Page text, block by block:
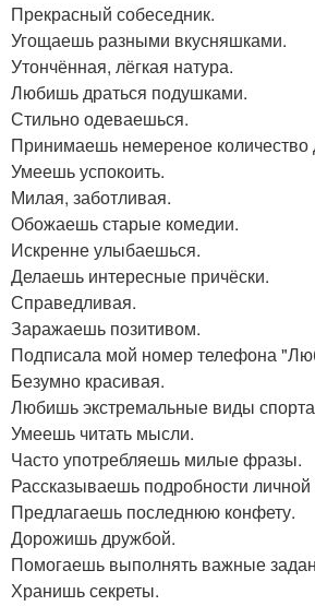
Прекрасный собеседник.
Угощаешь разными вкусняшками.
Утончённая, лёгкая натура.
Любишь драться подушками.
Стильно одеваешься.
Принимаешь немереное количество
Умеешь успокоить.
Милая, заботливая.
Обожаешь старые комедии.
Искренне улыбаешься.
Делаешь интересные причёски.
Справедливая.
Заражаешь позитивом.
Подписала мой номер телефона
Безумно красивая.
Любишь экстремальные виды
Умеешь читать мысли.
Часто употребляешь милые фразы.
Рассказываешь подробности
Предлагаешь последнюю конфету.
Дорожишь дружбой.
Помогаешь выполнять важные
Хранишь секреты.